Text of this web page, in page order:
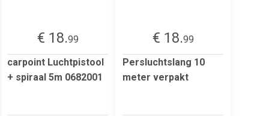
€ 18.99
carpoint Luchtpistool
+ spiraal 5m 0682001
€ 18.99
Persluchtslang 10
meter verpakt